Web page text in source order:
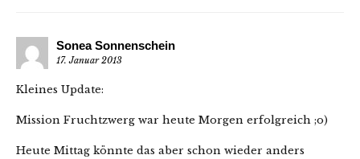
Sonea Sonnenschein
17. Januar 2013
Kleines Update:
Mission Fruchtzwerg war heute Morgen erfolgreich ;o)
Heute Mittag könnte das aber schon wieder anders